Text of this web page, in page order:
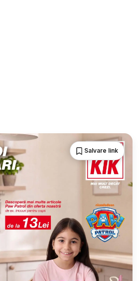
Salvare link